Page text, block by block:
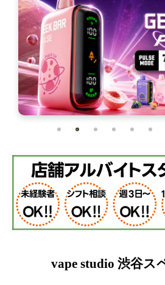
vape studio 渋谷ス